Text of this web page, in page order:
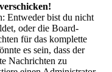
Entweder bist du nicht
oder die Board-
für das komplette
es sein, dass der
Nachrichten zu